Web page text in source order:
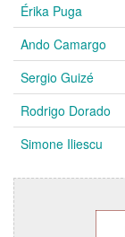
Érika Puga
Ando Camargo
Sergio Guizé
Rodrigo Dorado
Simone Iliescu